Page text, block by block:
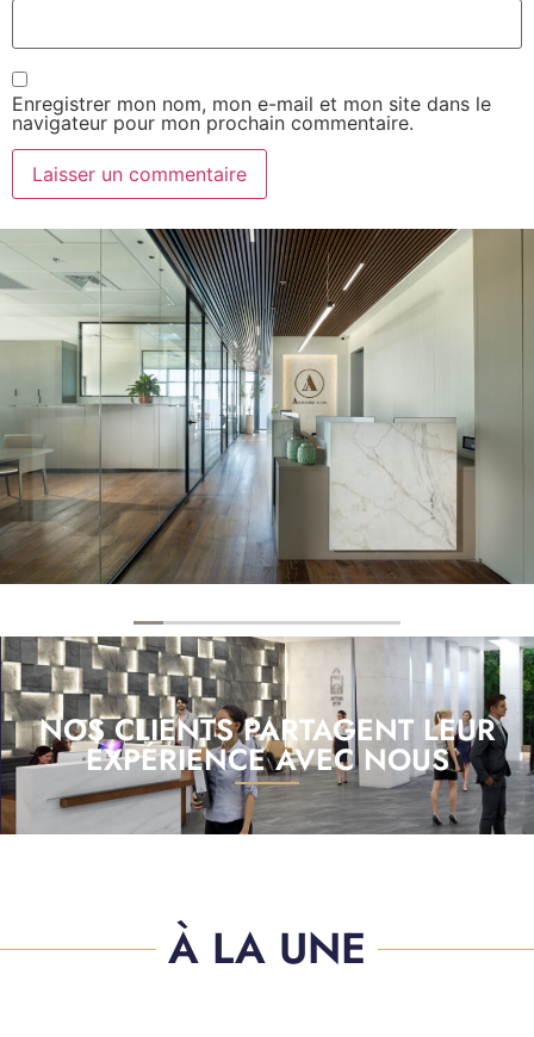
Enregistrer mon nom, mon e-mail et mon site dans le
navigateur pour mon prochain commentaire.
NOS CLIENTS PARTAGENT LEUR
EXPÉRIENCE AVEC NOUS
À LA UNE